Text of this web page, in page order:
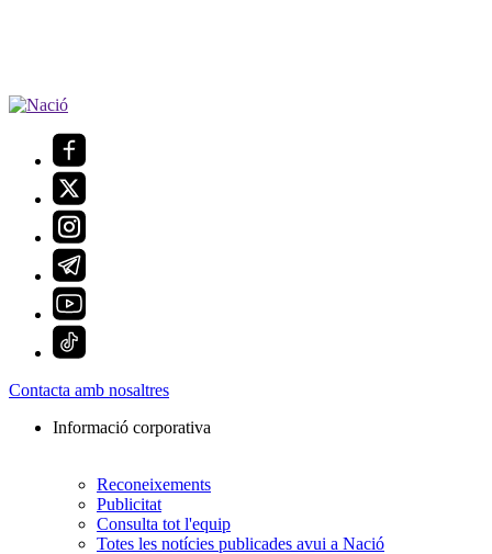
Contacta amb nosaltres
Informació corporativa
Reconeixements
Publicitat
Consulta tot l'equip
Totes les notícies publicades avui a Nació